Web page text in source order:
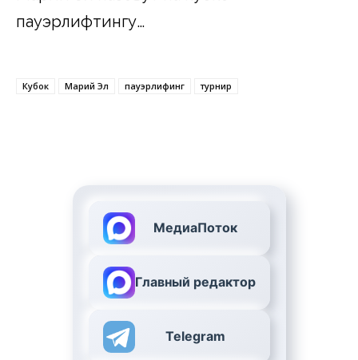
пауэрлифтингу…
Кубок Марий Эл пауэрлифинг турнир
МедиаПоток
Главный редактор
Telegram